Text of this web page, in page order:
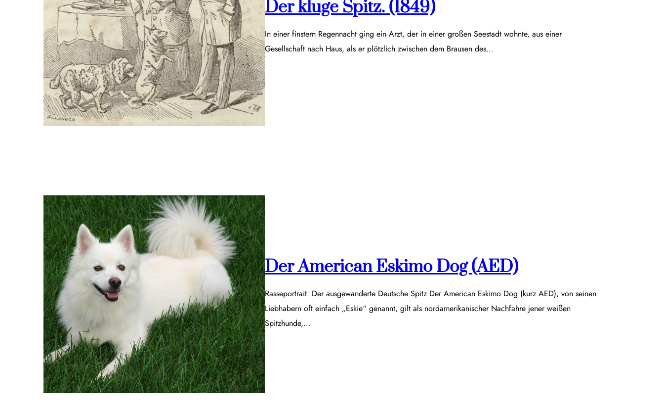
Der kluge Spitz. (1849)
In einer finstern Regennacht ging ein Arzt, der in einer großen Seestadt wohnte, aus einer
Gesellschaft nach Haus, als er plötzlich zwischen dem Brausen des…
Der American Eskimo Dog (AED)
Rasseportrait: Der ausgewanderte Deutsche Spitz Der American Eskimo Dog (kurz AED), von seinen
Liebhabern oft einfach „Eskie“ genannt, gilt als nordamerikanischer Nachfahre jener weißen
Spitzhunde,…